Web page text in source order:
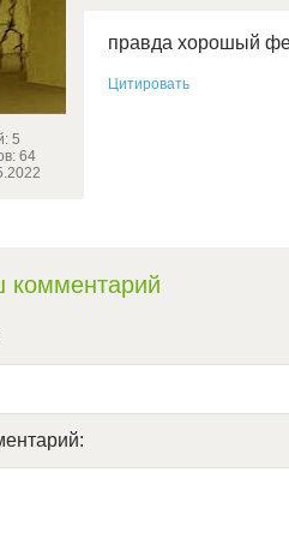
5
64
правда хорошый
Цитировать
комментарий